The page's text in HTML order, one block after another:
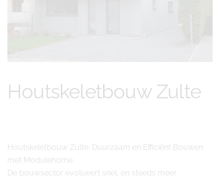
Houtskeletbouw Zulte
Houtskeletbouw Zulte: Duurzaam en Efficiënt Bouwen
met Modulehome
De bouwsector evolueert snel, en steeds meer